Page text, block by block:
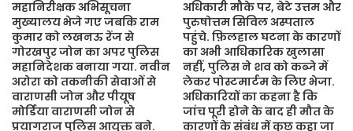
महानिरीक्षक अभिसूचना
मुख्यालय भेजे गए जबकि राम
कुमार को लखनऊ रेंज से
गोरखपुर जोन का अपर पुलिस
महानिदेशक बनाया गया. नवीन
अरोरा को तकनीकी सेवाओं से
वाराणसी जोन और पीयूष
मोर्डिया वाराणसी जोन से
प्रयागराज पुलिस आयुक्त बने.
अधिकारी मौके पर, बेटे उत्तम और
पुरुषोत्तम सिविल अस्पताल
पहुंचे. फ़िलहाल घटना के कारणों
का अभी आधिकारिक खुलासा
नहीं, पुलिस ने शव को कब्जे में
लेकर पोस्टमार्टम के लिए भेजा.
अधिकारियों का कहना है कि
जांच पूरी होने के बाद ही मौत के
कारणों के संबंध में कुछ कहा जा